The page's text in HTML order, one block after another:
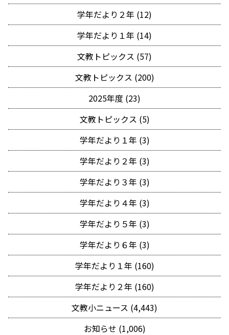
学年だより２年 (12)
学年だより１年 (14)
文教トピックス (57)
文教トピックス (200)
2025年度 (23)
文教トピックス (5)
学年だより１年 (3)
学年だより２年 (3)
学年だより３年 (3)
学年だより４年 (3)
学年だより５年 (3)
学年だより６年 (3)
学年だより１年 (160)
学年だより２年 (160)
文教小ニュース (4,443)
お知らせ (1,006)